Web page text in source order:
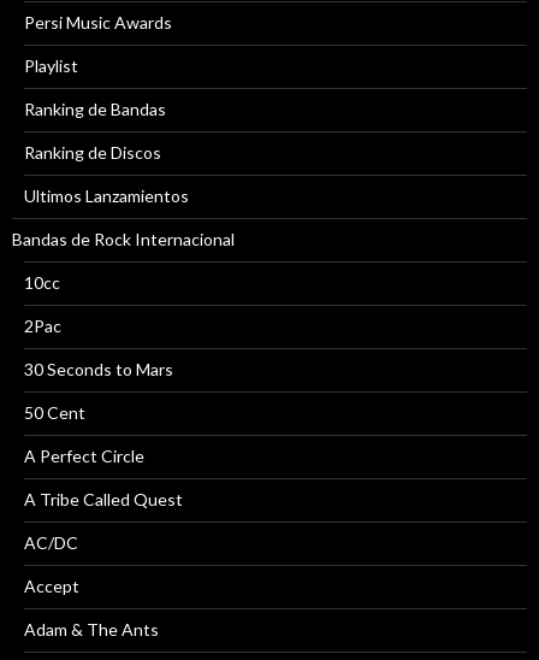
Persi Music Awards
Playlist
Ranking de Bandas
Ranking de Discos
Ultimos Lanzamientos
Bandas de Rock Internacional
10cc
2Pac
30 Seconds to Mars
50 Cent
A Perfect Circle
A Tribe Called Quest
AC/DC
Accept
Adam & The Ants